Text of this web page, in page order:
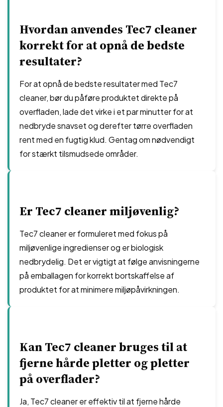
Hvordan anvendes Tec7 cleaner
korrekt for at opnå de bedste
resultater?
For at opnå de bedste resultater med Tec7
cleaner, bør du påføre produktet direkte på
overfladen, lade det virke i et par minutter for at
nedbryde snavset og derefter tørre overfladen
rent med en fugtig klud. Gentag om nødvendigt
for stærkt tilsmudsede områder.
Er Tec7 cleaner miljøvenlig?
Tec7 cleaner er formuleret med fokus på
miljøvenlige ingredienser og er biologisk
nedbrydelig. Det er vigtigt at følge anvisningerne
på emballagen for korrekt bortskaffelse af
produktet for at minimere miljøpåvirkningen.
Kan Tec7 cleaner bruges til at
fjerne hårde pletter og pletter
på overflader?
Ja, Tec7 cleaner er effektiv til at fjerne hårde